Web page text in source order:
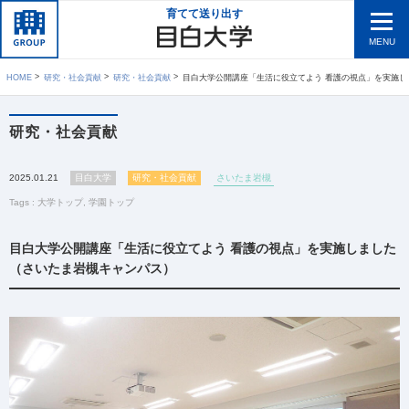
育てて送り出す
MENU
HOME 研究・社会貢献 研究・社会貢献 目白大学公開講座「生活に役立てよう 看護の視点」を実施しました（さいたま岩槻キ
研究・社会貢献
2025.01.21 目白大学 研究・社会貢献 さいたま岩槻
Tags : 大学トップ 学園トップ
目白大学公開講座「生活に役立てよう 看護の視点」を実施しました
（さいたま岩槻キャンパス）